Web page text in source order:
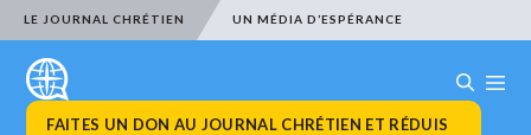
LE JOURNAL CHRÉTIEN UN MÉDIA D’ESPÉRANCE
FAITES UN DON AU JOURNAL CHRÉTIEN ET RÉDUIS